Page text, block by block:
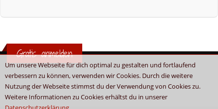
Um unsere Webseite für dich optimal zu gestalten und fortlaufend
verbessern zu können, verwenden wir Cookies. Durch die weitere
Nutzung der Webseite stimmst du der Verwendung von Cookies zu.
Weitere Informationen zu Cookies erhältst du in unserer
Gratis anmelden